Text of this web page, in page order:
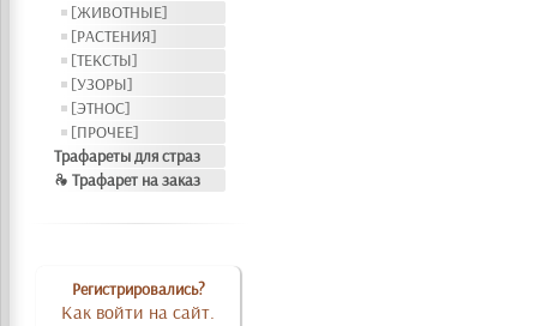
[ЖИВОТНЫЕ]
[РАСТЕНИЯ]
[ТЕКСТЫ]
[УЗОРЫ]
[ЭТНОС]
[ПРОЧЕЕ]
Трафареты для страз
❧ Трафарет на заказ
Регистрировались?
Как войти на сайт.